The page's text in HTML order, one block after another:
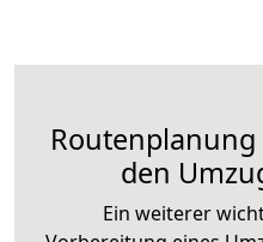
den
Ein weiterer